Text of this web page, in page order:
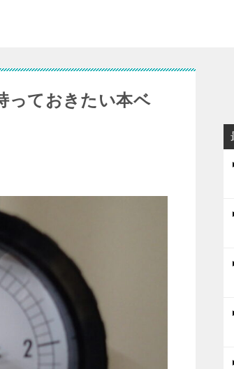
っておきたい本ベ